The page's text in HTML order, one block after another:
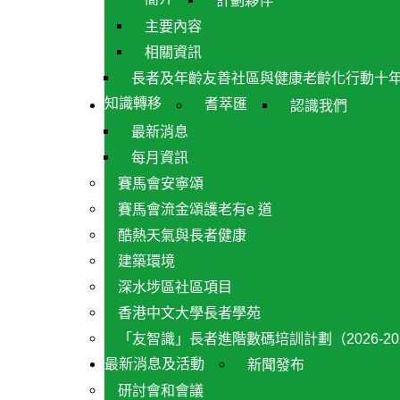
主要內容
相關資訊
長者及年齡友善社區與健康老齡化行動十
知識轉移
耆萃匯
認識我們
最新消息
每月資訊
賽馬會安寧頌
賽馬會流金頌護老有e 道
酷熱天氣與長者健康
建築環境
深水埗區社區項目
香港中文大學長者學苑
「友智識」長者進階數碼培訓計劃（2026-
最新消息及活動
新聞發布
研討會和會議